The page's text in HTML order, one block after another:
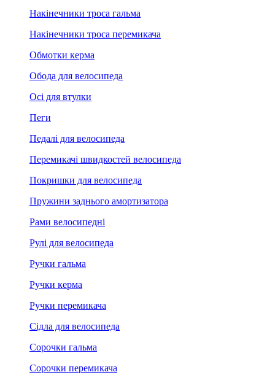
Накінечники троса гальма
Накінечники троса перемикача
Обмотки керма
Обода для велосипеда
Осі для втулки
Пеги
Педалі для велосипеда
Перемикачі швидкостей велосипеда
Покришки для велосипеда
Пружини заднього амортизатора
Рами велосипедні
Рулі для велосипеда
Ручки гальма
Ручки керма
Ручки перемикача
Сідла для велосипеда
Сорочки гальма
Сорочки перемикача